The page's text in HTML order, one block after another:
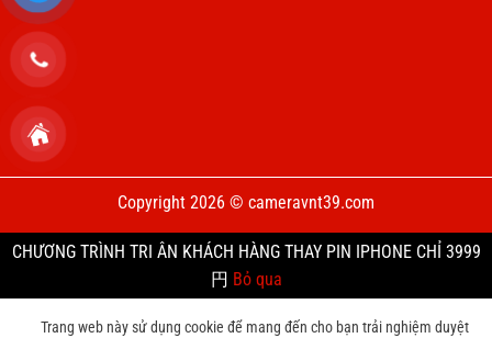
Copyright 2026 © cameravnt39.com
CHƯƠNG TRÌNH TRI ÂN KHÁCH HÀNG THAY PIN IPHONE CHỈ 3999
円 Bỏ qua
Trang web này sử dụng cookie để mang đến cho bạn trải nghiệm duyệt